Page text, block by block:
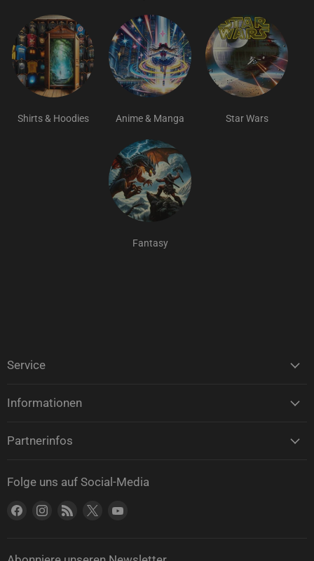
Shirts & Hoodies Anime & Manga Star Wars
Fantasy
Service
Informationen
Partnerinfos
Folge uns auf Social-Media
Finden Sie uns auf Facebook
Finden Sie uns auf Instagram
Finden Sie uns auf RSS
Finden Sie uns auf X